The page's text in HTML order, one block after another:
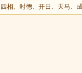
相、时德、开日、天马、成